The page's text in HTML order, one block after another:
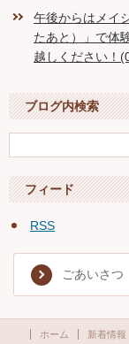
午後からはメイ
たあと）」で体
越しください！
ブログ内検索
フィード
RSS
ごあいさつ
ホーム 新着情報